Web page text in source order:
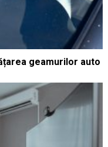
geamurilor auto